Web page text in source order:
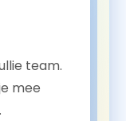
team.
mee